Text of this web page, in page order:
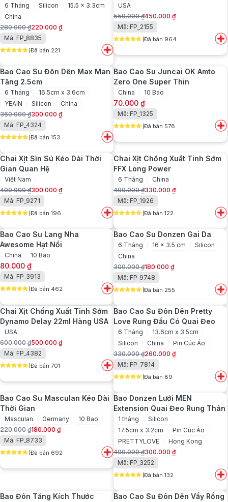
6 Tháng Silicon
15.5 x 3.3cm
China
280.000₫
Giá
gốc
là:
280.000 ₫.
220.000 ₫
Giá
hiện
tại
là:
220.000 ₫.
Mã: FP_8835
Đã bán 221
Dynamo Delay Black Label
Edition
USA
550.000₫
Giá
gốc
là:
550.000 ₫.
450.000 ₫
Giá
hiện
tại
là:
450.000 ₫.
Mã: FP_2155
Đã bán 964
Bao Cao Su Đôn Dên Max Man
Tăng 2.5cm
6 Tháng
16.5cm x 3.6cm
YEAIN
Silicon
China
360.000₫
Giá
gốc
là:
360.000 ₫.
300.000 ₫
Giá
hiện
tại
là:
300.000 ₫.
Mã: FP_4324
Đã bán 153
Bao Cao Su Juncai OK Amto
Zero One Super Thin
China 10 Bao
70.000 ₫
Mã: FP_1325
Đã bán 578
Chai Xịt Sìn Sú Kéo Dài Thời
Gian Quan Hệ
Việt Nam
400.000₫
Giá
gốc
là:
400.000 ₫.
300.000 ₫
Giá
hiện
tại
là:
300.000 ₫.
Mã: FP_9271
Đã bán 196
Chai Xịt Chống Xuất Tinh Sớm
FFX Long Power
6 Tháng
China
400.000₫
Giá
gốc
là:
400.000 ₫.
330.000 ₫
Giá
hiện
tại
là:
330.000 ₫.
Mã: FP_1926
Đã bán 122
Bao Cao Su Lang Nha
Awesome Hạt Nổi
China 10 Bao
80.000 ₫
Mã: FP_3913
Đã bán 462
Bao Cao Su Donzen Gai Da
6 Tháng 16 x 3.5 cm
Silicon
China
300.000₫
Giá
gốc
là:
300.000 ₫.
180.000 ₫
Giá
hiện
tại
là:
180.000 ₫.
Mã: FP_9748
Đã bán 255
Chai Xịt Chống Xuất Tinh Sớm
Dynamo Delay 22ml Hàng USA
USA
600.000₫
Giá
gốc
là:
600.000 ₫.
500.000 ₫
Giá
hiện
tại
là:
Mã: FP_4382
Đã bán 701
Bao Cao Su Đôn Dên Pretty
Love Rung Đầu Có Quai Đeo
6 Tháng
13.6cm x 3.5cm
Silicon
China
Pin Cúc Áo
330.000₫
Giá
gốc
là:
330.000 ₫.
260.000 ₫
Giá
hiện
tại
là:
260.000 ₫.
Mã: FP_7814
Đã bán 89
Bao Cao Su Masculan Kéo Dài
Thời Gian
Masculan Germany
10 Bao
220.000₫
Giá
gốc
là:
220.000 ₫.
180.000 ₫
Giá
hiện
tại
là:
Mã: FP_8733
Đã bán 692
Bao Donzen Lưới MEN
Extension Quai Đeo Rung Thân
1 tháng
Silicon
17.5cm x 3.2cm
Pin Cúc Áo
PRETTYLOVE
Hong Kong
400.000₫
Giá
gốc
là:
400.000 ₫.
300.000 ₫
Giá
hiện
tại
là:
300.000 ₫.
Mã: FP_3252
Đã bán 132
Bao Đôn Tăng Kích Thước Bao Cao Su Đôn Dên Vẩy Rồng